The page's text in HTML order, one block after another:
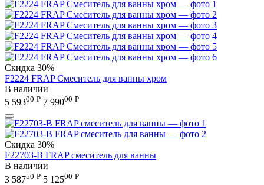
Скидка 30%
F2224 FRAP Смеситель для ванны хром
В наличии
5 59300 Р 7 99000 Р
Скидка 30%
F22703-B FRAP смеситель для ванны
В наличии
3 58750 Р 5 12500 Р